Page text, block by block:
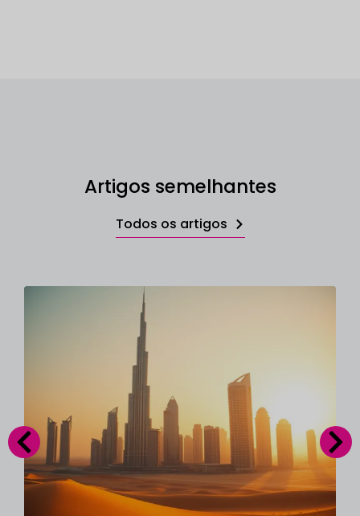
Artigos semelhantes
Todos os artigos